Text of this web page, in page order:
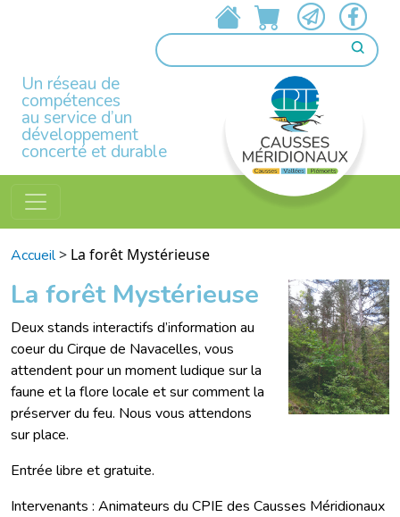
Un réseau de
compétences
au service d’un
développement
concerté et durable
Accueil> La forêt Mystérieuse
La forêt Mystérieuse
Deux stands interactifs d’information au
coeur du Cirque de Navacelles, vous
attendent pour un moment ludique sur la
faune et la flore locale et sur comment la
préserver du feu. Nous vous attendons
sur place.
Entrée libre et gratuite.
Intervenants : Animateurs du CPIE des Causses Méridionaux